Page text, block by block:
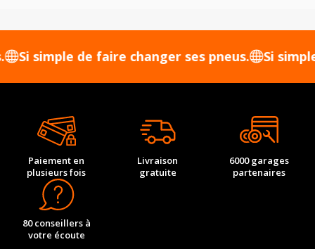
de faire changer ses pneus. Si simple de
Paiement en
plusieurs fois
Livraison
gratuite
6000 garages
partenaires
80 conseillers à
votre écoute